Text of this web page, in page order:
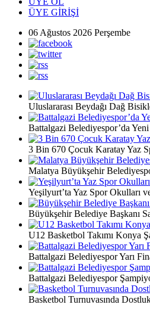
ÜYE GİRİŞİ
06 Ağustos 2026 Perşembe
Uluslararası Beydağı Dağ
Battalgazi Belediyespor’da
3 Bin 670 Çocuk Karatay Yaz
Malatya Büyükşehir
Yeşilyurt’ta Yaz Spor Okulları
Büyükşehir Belediye Başkanı
U12 Basketbol Takımı Konya
Battalgazi Belediyespor Yarı
Battalgazi Belediyespor
Basketbol Turnuvasında